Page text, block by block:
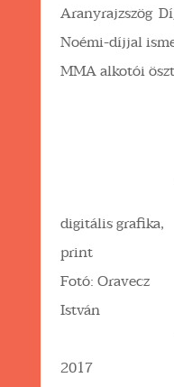
Aranyrajzszög
Noémi-díjjal
MMA alkotói
digitális grafika,
print
Fotó: Oravecz
István
2017